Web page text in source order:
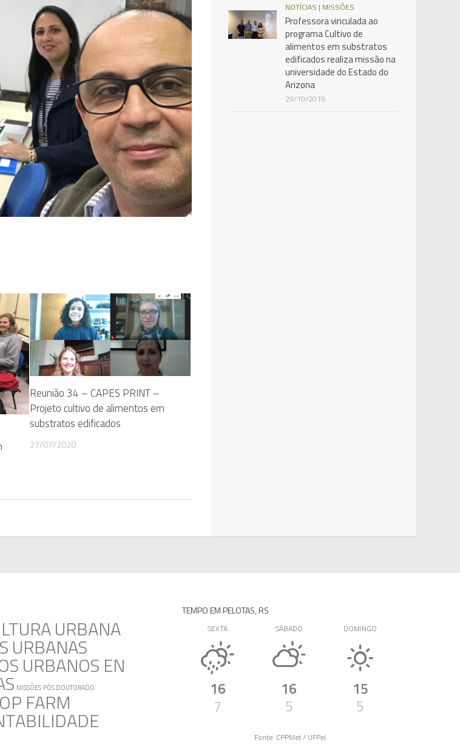
Reunião 34 – CAPES PRINT –
Projeto cultivo de alimentos em
substratos edificados
27/07/2020
NOTÍCIAS | MISSÕES
Professora vinculada ao
programa Cultivo de
alimentos em substratos
edificados realiza missão na
universidade do Estado do
Arizona
29/10/2019
URBANA
URBANAS
URBANOS EN
MISSÕES PÓS DOUTORADO
FARM
TEMPO EM PELOTAS, RS
SEXTA
16
7
SÁBADO
16
5
DOMINGO
15
5
Fonte: CPPMet / UFPel